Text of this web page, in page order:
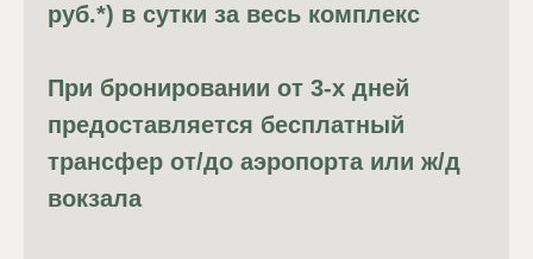
руб.*) в сутки за весь комплекс
При бронировании от 3-х дней
предоставляется бесплатный
трансфер от/до аэропорта или ж/д
вокзала